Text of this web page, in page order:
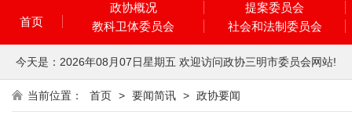
首页
政协概况
提案委员会
教科卫体委员会
社会和法制委员会
今天是： 2026年08月07日星期五 欢迎访问政协三明市委员会网站!
当前位置： 首页 > 要闻简讯 > 政协要闻